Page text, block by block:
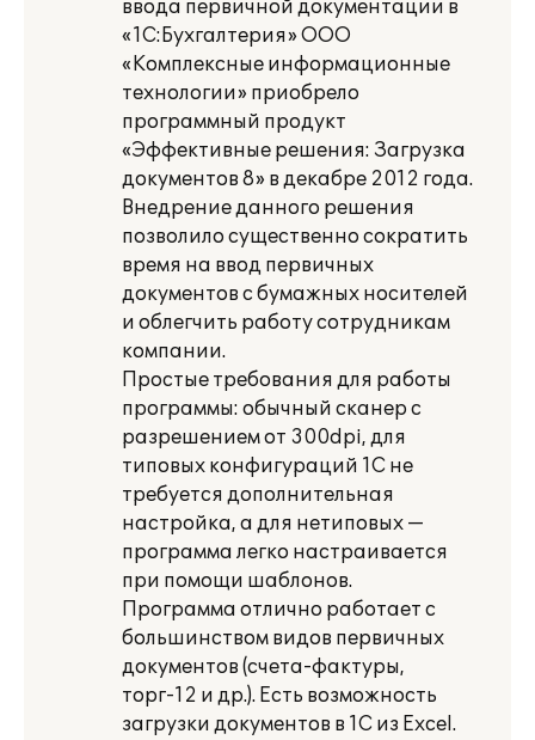
ввода первичной документации в
«1С:Бухгалтерия» ООО
«Комплексные информационные
технологии» приобрело
программный продукт
«Эффективные решения: Загрузка
документов 8» в декабре 2012 года.
Внедрение данного решения
позволило существенно сократить
время на ввод первичных
документов с бумажных носителей
и облегчить работу сотрудникам
компании.
Простые требования для работы
программы: обычный сканер с
разрешением от 300dpi, для
типовых конфигураций 1С не
требуется дополнительная
настройка, а для нетиповых —
программа легко настраивается
при помощи шаблонов.
Программа отлично работает с
большинством видов первичных
документов (счета-фактуры,
торг-12 и др.). Есть возможность
загрузки документов в 1С из Excel.